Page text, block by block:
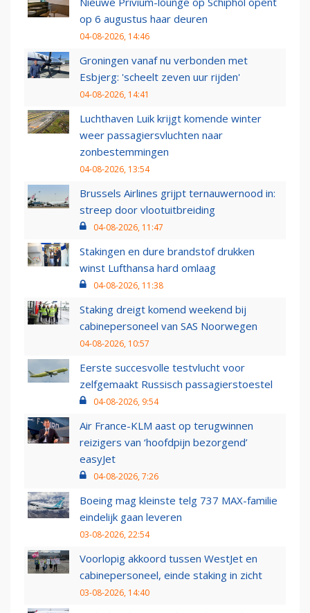
op 6 augustus haar deuren
04-08-2026, 14:46
Groningen vanaf nu verbonden met
Esbjerg: 'scheelt zeven uur rijden'
04-08-2026, 14:41
Luchthaven Luik krijgt komende winter
weer passagiersvluchten naar
zonbestemmingen
04-08-2026, 13:54
Brussels Airlines grijpt ternauwernood in:
streep door vlootuitbreiding
04-08-2026, 11:47
Stakingen en dure brandstof drukken
winst Lufthansa hard omlaag
04-08-2026, 11:38
Staking dreigt komend weekend bij
cabinepersoneel van SAS Noorwegen
04-08-2026, 10:57
Eerste succesvolle testvlucht voor
zelfgemaakt Russisch passagierstoestel
04-08-2026, 9:54
Air France-KLM aast op terugwinnen
reizigers van ‘hoofdpijn bezorgend’
easyJet
04-08-2026, 7:26
Boeing mag kleinste telg 737 MAX-familie
eindelijk gaan leveren
03-08-2026, 22:54
Voorlopig akkoord tussen WestJet en
cabinepersoneel, einde staking in zicht
03-08-2026, 14:40